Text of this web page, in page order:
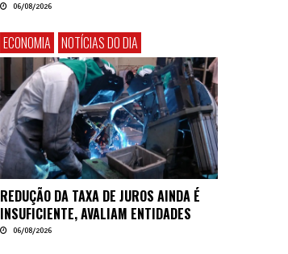
06/08/2026
ECONOMIA NOTÍCIAS DO DIA
REDUÇÃO DA TAXA DE JUROS AINDA É
INSUFICIENTE, AVALIAM ENTIDADES
06/08/2026